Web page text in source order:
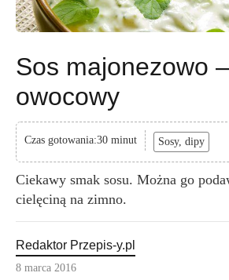
Sos majonezowo –
owocowy
Czas gotowania:30 minut Sosy, dipy
Ciekawy smak sosu. Można go
cielęciną na zimno.
Redaktor Przepis-y.pl
8 marca 2016